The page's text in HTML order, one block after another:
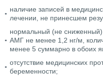
наличие записей в
лечении, не принесшем
нормальный (не
АМГ не менее 1,2 нг/м,
менее 5 суммарно в обоих
отсутствие медицинских
беременности;